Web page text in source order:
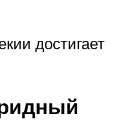
достигает